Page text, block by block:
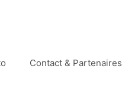
Contact & Partenaires